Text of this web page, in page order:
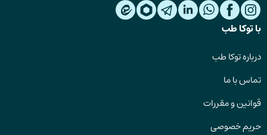
با توکا طب
درباره توکا طب
تماس با ما
قوانین و مقررات
حریم خصوصی